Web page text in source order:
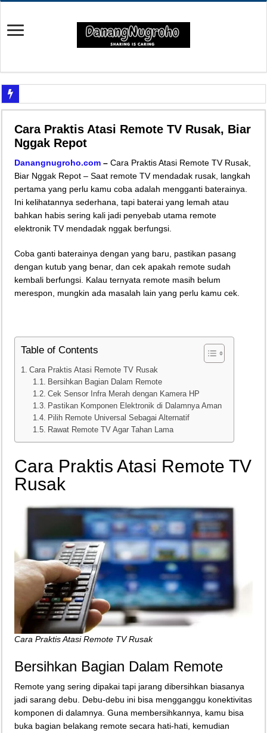
Yuk Cari Tahu Cara Memanfaatkan Teknologi Waze
Begini Upaya Memperbaiki Elektronik TV yang Rusak Hanya Ada Layar Putih
Tips Memperbaiki Elektronik Speaker Sound yang Bunyi Kemresek
Tutorial Memasang Kabel Listrik untuk Pengairan Tambak dengan Elektronik
Elektronik Canggih, Kulkas Inverter vs Non-Inverter
Tips Atasi Motor Bunyi Kletek-Kletek Tanpa Panik Undang Mekanik
Mekanik Pemula Wajib Tahu Cara Jitu Atasi Rantai Motor Patah
Teknologi Bikin Bisnis Makanan Kamu Makin Cuan! Begini Cara Buka
Cara Praktis Atasi Remote TV Rusak, Biar
Nggak Repot
Danangnugroho.com – Cara Praktis Atasi Remote TV Rusak,
Biar Nggak Repot – Saat remote TV mendadak rusak, langkah
pertama yang perlu kamu coba adalah mengganti baterainya.
Ini kelihatannya sederhana, tapi baterai yang lemah atau
bahkan habis sering kali jadi penyebab utama remote
elektronik TV mendadak nggak berfungsi.
Coba ganti baterainya dengan yang baru, pastikan pasang
dengan kutub yang benar, dan cek apakah remote sudah
kembali berfungsi. Kalau ternyata remote masih belum
merespon, mungkin ada masalah lain yang perlu kamu cek.
Table of Contents
Cara Praktis Atasi Remote TV Rusak
Bersihkan Bagian Dalam Remote
Cek Sensor Infra Merah dengan Kamera HP
Pastikan Komponen Elektronik di Dalamnya Aman
Pilih Remote Universal Sebagai Alternatif
Rawat Remote TV Agar Tahan Lama
Cara Praktis Atasi Remote TV
Rusak
Cara Praktis Atasi Remote TV Rusak
Bersihkan Bagian Dalam Remote
Remote yang sering dipakai tapi jarang dibersihkan biasanya
jadi sarang debu. Debu-debu ini bisa mengganggu konektivitas
komponen di dalamnya. Guna membersihkannya, kamu bisa
buka bagian belakang remote secara hati-hati, kemudian